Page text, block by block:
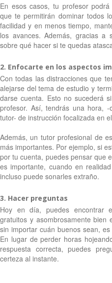
En esos casos, tu profesor
que te permitirán dominar todos
facilidad y en menos tiempo,
los avances. Además, gracias a
sobre qué hacer si te quedas
2. Enfocarte en los aspectos
Con todas las distracciones que
alejarse del tema de estudio y
darse cuenta. Esto no sucederá
profesor. Así, tendrás una hora,
tutor- de instrucción focalizada en
Además, un tutor profesional de
más importantes. Por ejemplo, si
por tu cuenta, puedes pensar que
es importante, cuando en
incluso puede sonarles extraño.
3. Hacer preguntas
Hoy en día, puedes encontrar
gratuitos y asombrosamente bien
sin importar cuán buenos sean,
En lugar de perder horas
respuesta correcta, puedes
certeza al instante.